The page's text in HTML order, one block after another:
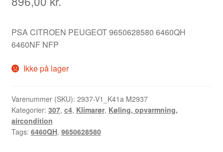
PSA CITROEN PEUGEOT 9650628580 6460QH
6460NF NFP
Ikke på lager
Varenummer (SKU): 2937-V1_K41a M2937
Kategorier: 307, c4, Klimarør, Køling, opvarmning,
aircondition
Tags: 6460QH, 9650628580